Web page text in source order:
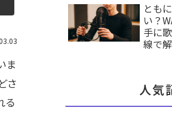
ま
さ
る
とも
い？
手に
線で
人気